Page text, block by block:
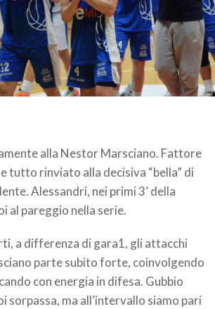
alla Nestor Marsciano. Fattore
tutto rinviato alla decisiva “bella” di
Alessandri, nei primi 3’ della
al pareggio nella serie.
a differenza di gara1, gli attacchi
parte subito forte, coinvolgendo
con energia in difesa. Gubbio
sorpassa, ma all’intervallo siamo pari